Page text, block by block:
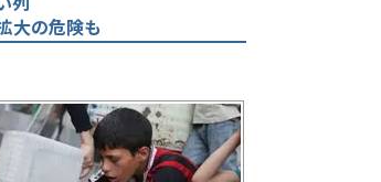
大の危険も